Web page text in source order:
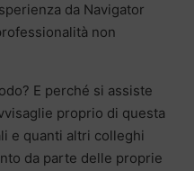
da Navigator
non
E perché si assiste
proprio di questa
e quanti altri colleghi
da parte delle proprie